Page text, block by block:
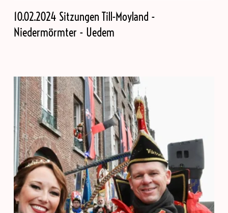
10.02.2024 Sitzungen Till-Moyland -
Niedermörmter - Uedem